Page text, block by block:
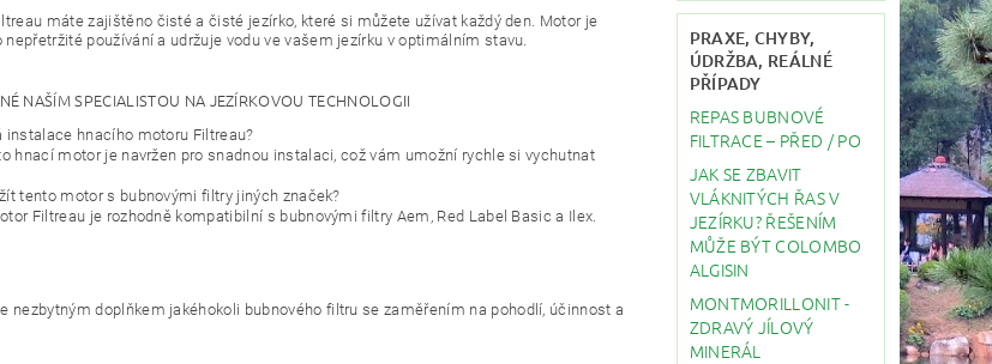
máte zajištěno čisté a čisté jezírko, které si můžete užívat každý den. Motor je
používání a udržuje vodu ve vašem jezírku v optimálním stavu.
NAŠÍM SPECIALISTOU NA JEZÍRKOVOU TECHNOLOGII
instalace hnacího motoru Filtreau?
hnací motor je navržen pro snadnou instalaci, což vám umožní rychle si vychutnat
tento motor s bubnovými filtry jiných značek?
Filtreau je rozhodně kompatibilní s bubnovými filtry Aem, Red Label Basic a Ilex.
nezbytným doplňkem jakéhokoli bubnového filtru se zaměřením na pohodlí, účinnost a
PRAXE, CHYBY,
ÚDRŽBA, REÁLNÉ
PŘÍPADY
REPAS BUBNOVÉ
FILTRACE – PŘED / PO
JAK SE ZBAVIT
VLÁKNITÝCH ŘAS V
JEZÍRKU? ŘEŠENÍM
MŮŽE BÝT COLOMBO
ALGISIN
MONTMORILLONIT -
ZDRAVÝ JÍLOVÝ
MINERÁL